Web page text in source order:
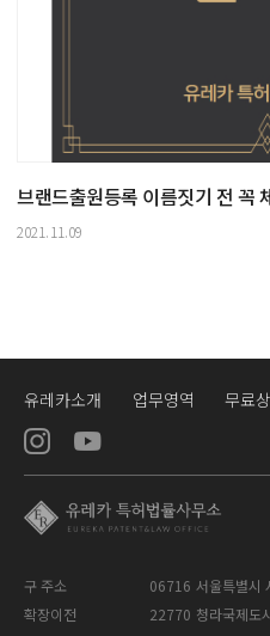
브랜드출원등록 이름짓기 전 꼭
2021.11.09
유레카소개 업무영역 무료
구 주소
06716 서울특별시
확장이전
22770 청라국제